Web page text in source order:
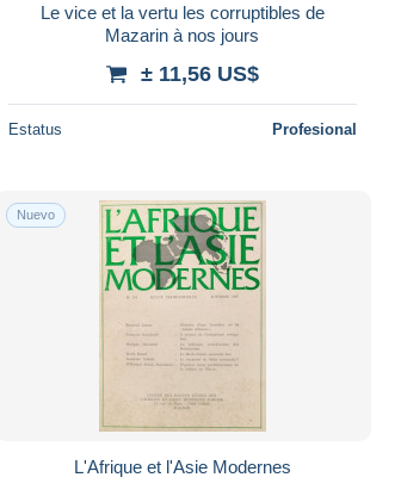
Le vice et la vertu les corruptibles de
Mazarin à nos jours
± 11,56 US$
Estatus Profesional
Nuevo
L'Afrique et l'Asie Modernes